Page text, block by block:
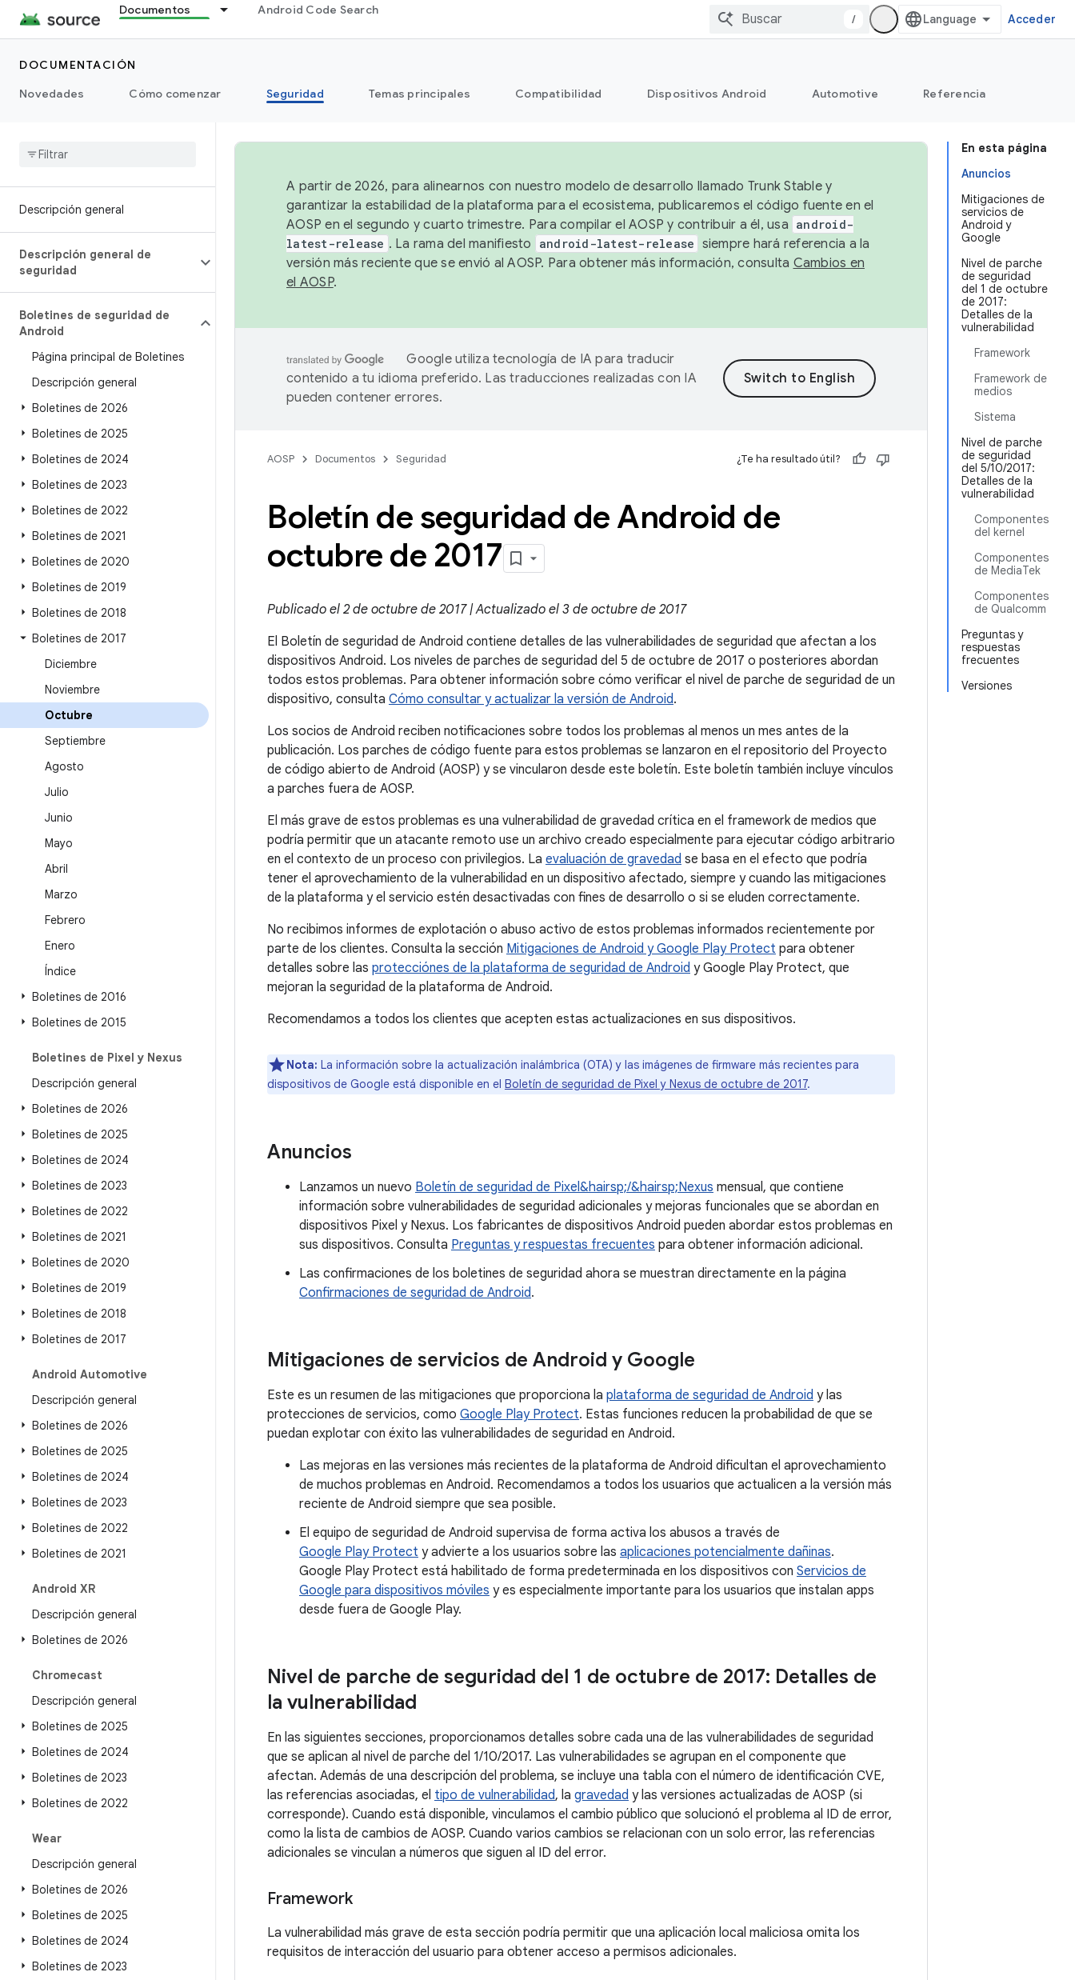
Documentos Android Code Search
/ Acceder
DOCUMENTACIÓN
Novedades
Cómo comenzar Seguridad Temas principales Compatibilidad Dispositivos Android Automotive Referencia
Descripción general
Descripción general de
seguridad
Boletines de seguridad de
Android
Página principal de Boletines
Descripción general
Boletines de 2026
Boletines de 2025
Boletines de 2024
Boletines de 2023
Boletines de 2022
Boletines de 2021
Boletines de 2020
Boletines de 2019
Boletines de 2018
Boletines de 2017
Diciembre
Noviembre
Octubre
Septiembre
Agosto
Julio
Junio
Mayo
Abril
Marzo
Febrero
Enero
Índice
Boletines de 2016
Boletines de 2015
Boletines de Pixel y Nexus
Descripción general
Boletines de 2026
Boletines de 2025
Boletines de 2024
Boletines de 2023
Boletines de 2022
Boletines de 2021
Boletines de 2020
Boletines de 2019
Boletines de 2018
Boletines de 2017
Android Automotive
Descripción general
Boletines de 2026
Boletines de 2025
Boletines de 2024
Boletines de 2023
Boletines de 2022
Boletines de 2021
Android XR
Descripción general
Boletines de 2026
Chromecast
Descripción general
Boletines de 2025
Boletines de 2024
Boletines de 2023
Boletines de 2022
Wear
Descripción general
Boletines de 2026
Boletines de 2025
Boletines de 2024
Boletines de 2023
En esta página
Anuncios
Mitigaciones de
servicios de
Android y
Google
Nivel de parche
de seguridad
del 1 de octubre
de 2017:
Detalles de la
vulnerabilidad
Framework
Framework de
medios
Sistema
Nivel de parche
de seguridad
del 5/10/2017:
Detalles de la
vulnerabilidad
Componentes
del kernel
Componentes
de MediaTek
Componentes
de Qualcomm
Preguntas y
respuestas
frecuentes
Versiones
A partir de 2026, para alinearnos con nuestro modelo de desarrollo llamado Trunk Stable y
garantizar la estabilidad de la plataforma para el ecosistema, publicaremos el código fuente en el
AOSP en el segundo y cuarto trimestre. Para compilar el AOSP y contribuir a él, usa android-
latest-release . La rama del manifiesto android-latest-release siempre hará referencia a la
versión más reciente que se envió al AOSP. Para obtener más información, consulta Cambios en
el AOSP.
Google utiliza tecnología de IA para traducir
contenido a tu idioma preferido. Las traducciones realizadas con IA
pueden contener errores.
AOSP Documentos Seguridad ¿Te ha resultado útil?
Boletín de seguridad de Android de
octubre de 2017
Publicado el 2 de octubre de 2017 | Actualizado el 3 de octubre de 2017
El Boletín de seguridad de Android contiene detalles de las vulnerabilidades de seguridad que afectan a los
dispositivos Android. Los niveles de parches de seguridad del 5 de octubre de 2017 o posteriores abordan
todos estos problemas. Para obtener información sobre cómo verificar el nivel de parche de seguridad de un
dispositivo, consulta Cómo consultar y actualizar la versión de Android.
Los socios de Android reciben notificaciones sobre todos los problemas al menos un mes antes de la
publicación. Los parches de código fuente para estos problemas se lanzaron en el repositorio del Proyecto
de código abierto de Android (AOSP) y se vincularon desde este boletín. Este boletín también incluye vínculos
a parches fuera de AOSP.
El más grave de estos problemas es una vulnerabilidad de gravedad crítica en el framework de medios que
podría permitir que un atacante remoto use un archivo creado especialmente para ejecutar código arbitrario
en el contexto de un proceso con privilegios. La evaluación de gravedad se basa en el efecto que podría
tener el aprovechamiento de la vulnerabilidad en un dispositivo afectado, siempre y cuando las mitigaciones
de la plataforma y el servicio estén desactivadas con fines de desarrollo o si se eluden correctamente.
No recibimos informes de explotación o abuso activo de estos problemas informados recientemente por
parte de los clientes. Consulta la sección Mitigaciones de Android y Google Play Protect para obtener
detalles sobre las protecciónes de la plataforma de seguridad de Android y Google Play Protect, que
mejoran la seguridad de la plataforma de Android.
Recomendamos a todos los clientes que acepten estas actualizaciones en sus dispositivos.
Nota: La información sobre la actualización inalámbrica (OTA) y las imágenes de firmware más recientes para
dispositivos de Google está disponible en el Boletín de seguridad de Pixel y Nexus de octubre de 2017.
Anuncios
Lanzamos un nuevo Boletín de seguridad de Pixel&hairsp;/&hairsp;Nexus mensual, que contiene
información sobre vulnerabilidades de seguridad adicionales y mejoras funcionales que se abordan en
dispositivos Pixel y Nexus. Los fabricantes de dispositivos Android pueden abordar estos problemas en
sus dispositivos. Consulta Preguntas y respuestas frecuentes para obtener información adicional.
Las confirmaciones de los boletines de seguridad ahora se muestran directamente en la página
Confirmaciones de seguridad de Android.
Mitigaciones de servicios de Android y Google
Este es un resumen de las mitigaciones que proporciona la plataforma de seguridad de Android y las
protecciones de servicios, como Google Play Protect. Estas funciones reducen la probabilidad de que se
puedan explotar con éxito las vulnerabilidades de seguridad en Android.
Las mejoras en las versiones más recientes de la plataforma de Android dificultan el aprovechamiento
de muchos problemas en Android. Recomendamos a todos los usuarios que actualicen a la versión más
reciente de Android siempre que sea posible.
El equipo de seguridad de Android supervisa de forma activa los abusos a través de
Google Play Protect y advierte a los usuarios sobre las aplicaciones potencialmente dañinas.
Google Play Protect está habilitado de forma predeterminada en los dispositivos con Servicios de
Google para dispositivos móviles y es especialmente importante para los usuarios que instalan apps
desde fuera de Google Play.
Nivel de parche de seguridad del 1 de octubre de 2017: Detalles de
la vulnerabilidad
En las siguientes secciones, proporcionamos detalles sobre cada una de las vulnerabilidades de seguridad
que se aplican al nivel de parche del 1/10/2017. Las vulnerabilidades se agrupan en el componente que
afectan. Además de una descripción del problema, se incluye una tabla con el número de identificación CVE,
las referencias asociadas, el tipo de vulnerabilidad, la gravedad y las versiones actualizadas de AOSP (si
corresponde). Cuando está disponible, vinculamos el cambio público que solucionó el problema al ID de error,
como la lista de cambios de AOSP. Cuando varios cambios se relacionan con un solo error, las referencias
adicionales se vinculan a números que siguen al ID del error.
Framework
La vulnerabilidad más grave de esta sección podría permitir que una aplicación local maliciosa omita los
requisitos de interacción del usuario para obtener acceso a permisos adicionales.